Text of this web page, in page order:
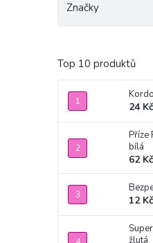
Značky
Top 10 produktů
24 Kč
Příze
bílá
62 Kč
12 Kč
žlutá